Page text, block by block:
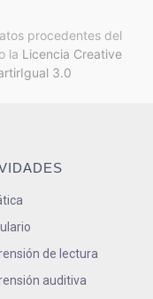
procedentes del
la Licencia Creative
3.0
de lectura
auditiva